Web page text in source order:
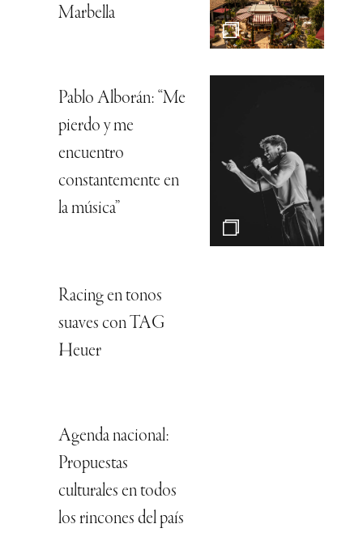
Marbella
Pablo Alborán: “Me
pierdo y me
encuentro
constantemente en
la música”
Racing en tonos
suaves con TAG
Heuer
Agenda nacional:
Propuestas
culturales en todos
los rincones del país